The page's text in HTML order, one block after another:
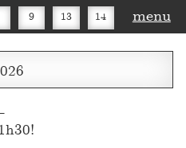
9 13 14
30
menu